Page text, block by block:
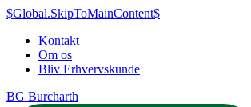
$Global.SkipToMainContent$
Kontakt
Om os
Bliv Erhvervskunde
BG Burcharth